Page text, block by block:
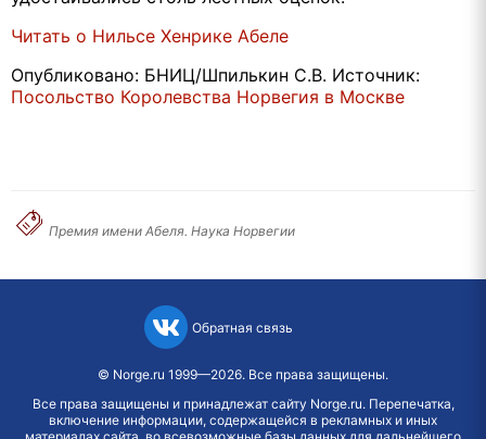
Читать о Нильсе Хенрике Абеле
Опубликовано: БНИЦ/Шпилькин С.В. Источник:
Посольство Королевства Норвегия в Москве
Премия имени Абеля. Наука Норвегии
Обратная связь
© Norge.ru 1999—2026. Все права защищены.
Все права защищены и принадлежат сайту Norge.ru. Перепечатка,
включение информации, содержащейся в рекламных и иных